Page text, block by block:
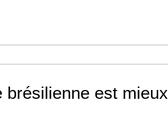
brésilienne est mieux